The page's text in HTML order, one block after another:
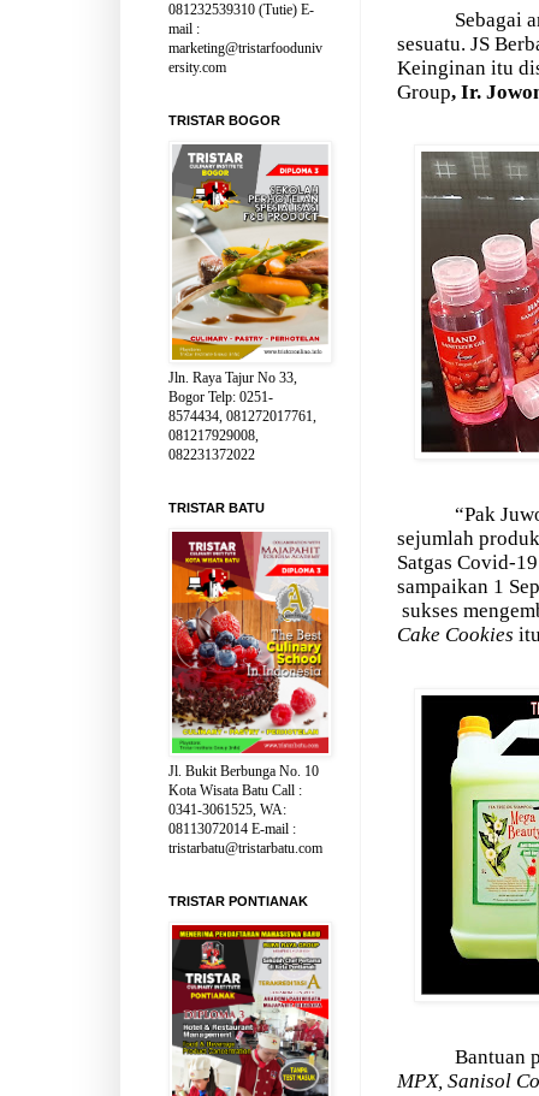
Sebagai
sesuatu. JS
Keinginan itu
Group, Ir.
“Pak
sejumlah
Satgas Covid-
sampaikan 1
sukses
Cake Cookies
Bantuan
MPX, Sanisol
081232539310 (Tutie) E-
mail :
marketing@tristarfooduniv
ersity.com
TRISTAR BOGOR
Jln. Raya Tajur No 33,
Bogor Telp: 0251-
8574434, 081272017761,
081217929008,
082231372022
TRISTAR BATU
Jl. Bukit Berbunga No. 10
Kota Wisata Batu Call :
0341-3061525, WA:
08113072014 E-mail :
tristarbatu@tristarbatu.com
TRISTAR PONTIANAK